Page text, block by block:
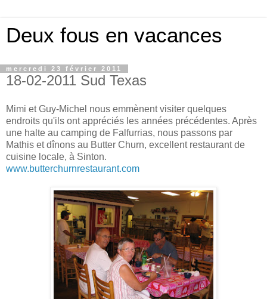
Deux fous en vacances
mercredi 23 février 2011
18-02-2011 Sud Texas
Mimi et Guy-Michel nous emmènent visiter quelques
endroits qu'ils ont appréciés les années précédentes. Après
une halte au camping de Falfurrias, nous passons par
Mathis et dînons au Butter Churn, excellent restaurant de
cuisine locale, à Sinton.
www.butterchurnrestaurant.com